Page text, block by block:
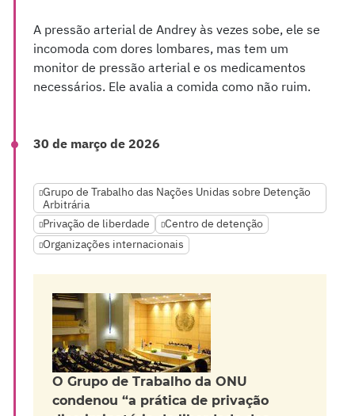
A pressão arterial de Andrey às vezes sobe, ele se
incomoda com dores lombares, mas tem um
monitor de pressão arterial e os medicamentos
necessários. Ele avalia a comida como não ruim.
30 de março de 2026
Grupo de Trabalho das Nações Unidas sobre Detenção
Arbitrária
Privação de liberdade
Centro de detenção
Organizações internacionais
O Grupo de Trabalho da ONU
condenou “a prática de privação